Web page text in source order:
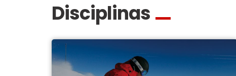
Disciplinas